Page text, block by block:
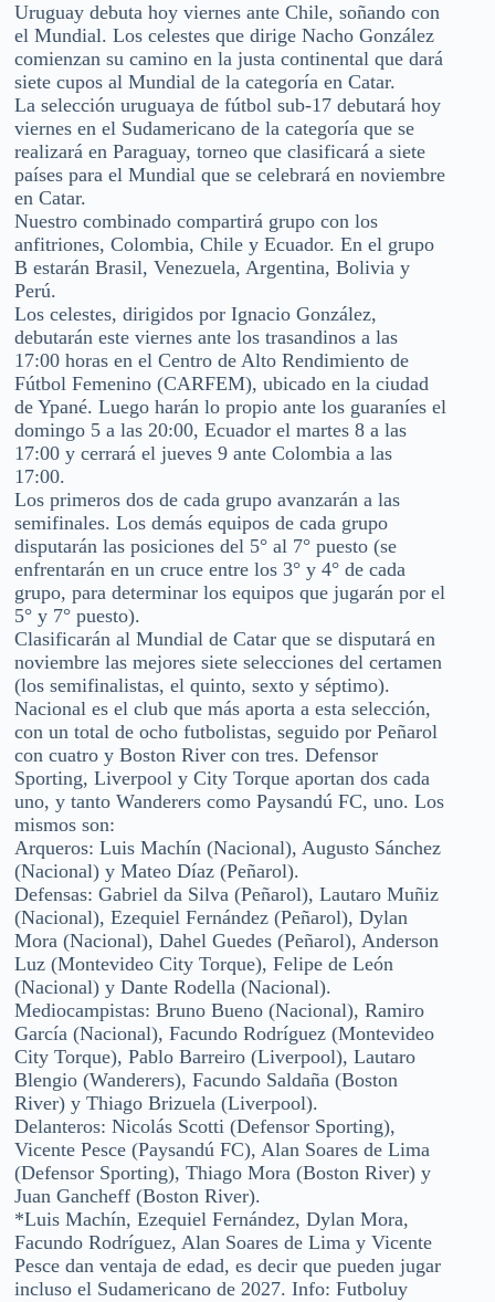
Uruguay debuta hoy viernes ante Chile, soñando con
el Mundial. Los celestes que dirige Nacho González
comienzan su camino en la justa continental que dará
siete cupos al Mundial de la categoría en Catar.
La selección uruguaya de fútbol sub-17 debutará hoy
viernes en el Sudamericano de la categoría que se
realizará en Paraguay, torneo que clasificará a siete
países para el Mundial que se celebrará en noviembre
en Catar.
Nuestro combinado compartirá grupo con los
anfitriones, Colombia, Chile y Ecuador. En el grupo
B estarán Brasil, Venezuela, Argentina, Bolivia y
Perú.
Los celestes, dirigidos por Ignacio González,
debutarán este viernes ante los trasandinos a las
17:00 horas en el Centro de Alto Rendimiento de
Fútbol Femenino (CARFEM), ubicado en la ciudad
de Ypané. Luego harán lo propio ante los guaraníes el
domingo 5 a las 20:00, Ecuador el martes 8 a las
17:00 y cerrará el jueves 9 ante Colombia a las
17:00.
Los primeros dos de cada grupo avanzarán a las
semifinales. Los demás equipos de cada grupo
disputarán las posiciones del 5° al 7° puesto (se
enfrentarán en un cruce entre los 3° y 4° de cada
grupo, para determinar los equipos que jugarán por el
5° y 7° puesto).
Clasificarán al Mundial de Catar que se disputará en
noviembre las mejores siete selecciones del certamen
(los semifinalistas, el quinto, sexto y séptimo).
Nacional es el club que más aporta a esta selección,
con un total de ocho futbolistas, seguido por Peñarol
con cuatro y Boston River con tres. Defensor
Sporting, Liverpool y City Torque aportan dos cada
uno, y tanto Wanderers como Paysandú FC, uno. Los
mismos son:
Arqueros: Luis Machín (Nacional), Augusto Sánchez
(Nacional) y Mateo Díaz (Peñarol).
Defensas: Gabriel da Silva (Peñarol), Lautaro Muñiz
(Nacional), Ezequiel Fernández (Peñarol), Dylan
Mora (Nacional), Dahel Guedes (Peñarol), Anderson
Luz (Montevideo City Torque), Felipe de León
(Nacional) y Dante Rodella (Nacional).
Mediocampistas: Bruno Bueno (Nacional), Ramiro
García (Nacional), Facundo Rodríguez (Montevideo
City Torque), Pablo Barreiro (Liverpool), Lautaro
Blengio (Wanderers), Facundo Saldaña (Boston
River) y Thiago Brizuela (Liverpool).
Delanteros: Nicolás Scotti (Defensor Sporting),
Vicente Pesce (Paysandú FC), Alan Soares de Lima
(Defensor Sporting), Thiago Mora (Boston River) y
Juan Gancheff (Boston River).
*Luis Machín, Ezequiel Fernández, Dylan Mora,
Facundo Rodríguez, Alan Soares de Lima y Vicente
Pesce dan ventaja de edad, es decir que pueden jugar
incluso el Sudamericano de 2027. Info: Futboluy